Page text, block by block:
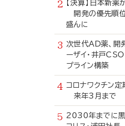
【決算】日本新
開発の優先順
盛んに
次世代AD薬、
ーザイ・井戸
プライン構築
コロナワクチン
来年3月まで
2030年までに